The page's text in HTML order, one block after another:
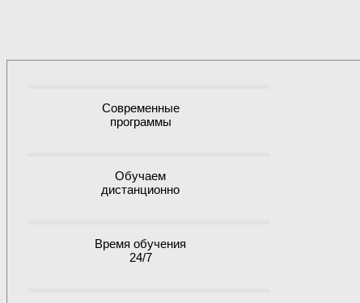
Современные
программы
Обучаем
дистанционно
Время обучения
24/7